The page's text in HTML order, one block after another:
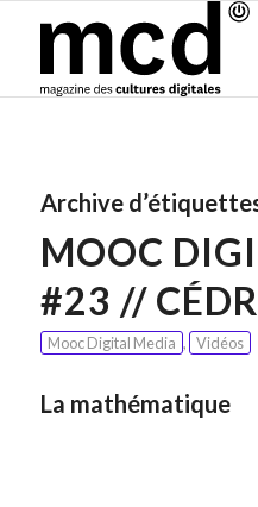
Archive
MOOC
#23 //
Mooc Digital Media , Vidéos
La mathématique